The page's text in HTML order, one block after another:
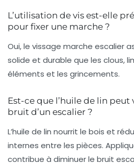
L’utilisation de vis est-elle
pour fixer une marche ?
Oui, le vissage marche escalier
solide et durable que les clous,
éléments et les grincements.
Est-ce que l’huile de lin
bruit d’un escalier ?
L’huile de lin nourrit le bois et
internes entre les pièces.
contribue à diminuer le bruit